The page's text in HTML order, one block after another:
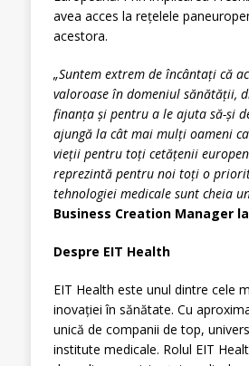
avea acces la rețelele
acestora.
„Suntem extrem de încântați că
valoroase în domeniul sănătății,
finanța și pentru a le ajuta să-și
ajungă la cât mai mulți oameni
vieții pentru toți cetățenii
reprezintă pentru noi toți o
tehnologiei medicale sunt cheia
Business Creation Manager
Despre EIT Health
EIT Health este unul dintre cele
inovației în sănătate. Cu
unică de companii de top,
institute medicale. Rolul EIT